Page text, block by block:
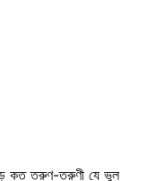
কত তরুণ-তরুণী যে ভুল